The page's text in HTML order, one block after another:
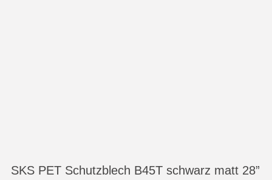
SKS PET Schutzblech B45T schwarz matt 28”